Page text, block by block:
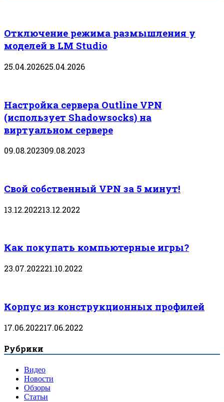
Отключение режима размышления у
моделей в LM Studio
25.04.202625.04.2026
Настройка сервера Outline VPN
(использует Shadowsocks) на
виртуальном сервере
09.08.202309.08.2023
Свой собственный VPN за 5 минут!
13.12.202213.12.2022
Как покупать компьютерные игры?
23.07.202221.10.2022
Корпус из конструкционных профилей
17.06.202217.06.2022
Рубрики
Видео
Новости
Обзоры
Статьи